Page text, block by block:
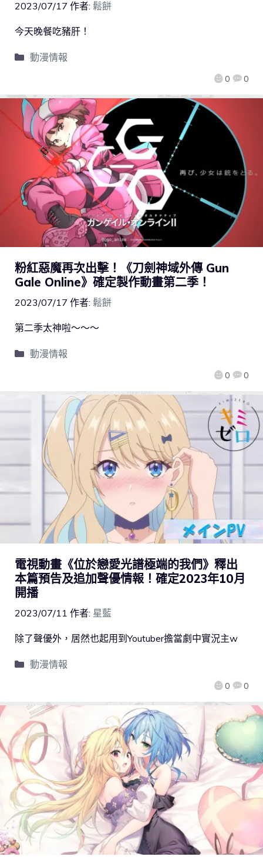
2023/07/17 作者: 鬆餅
0 0
今天晚餐吃豬肝！
動漫情報
粉紅惡魔再次出擊！《刀劍神域外傳 Gun
Gale Online》確定製作動畫第二季！
2023/07/17 作者: 鬆餅
0 0
第二季太神啦～～～
動漫情報
電視動畫《位於戀愛光譜極端的我們》釋出
本篇預告及追加聲優情報！確定2023年10月
開播
2023/07/11 作者: 星藍
0 0
除了聲優外，居然也起用到Youtuber擔當劇中實況主w
動漫情報